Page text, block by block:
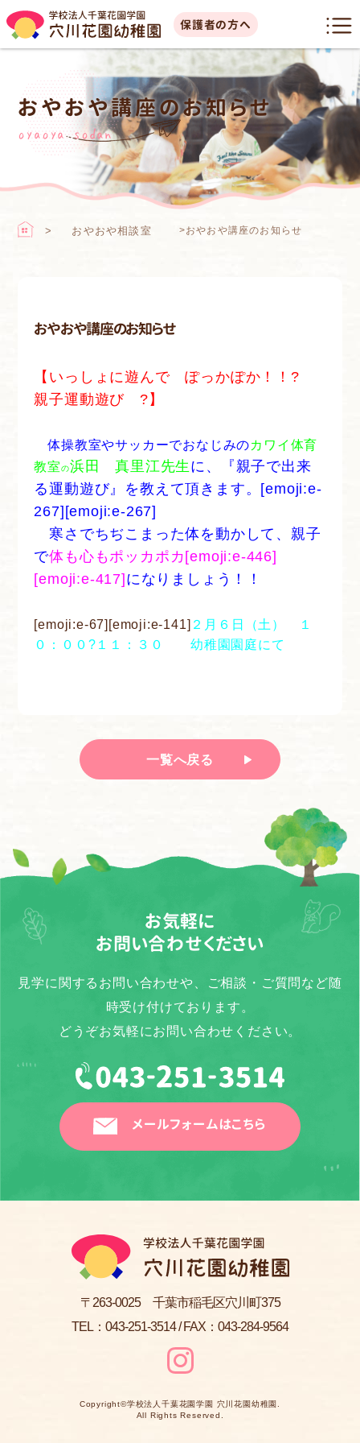
保護者の方へ
おやおや講座のお知らせ
oyaoya sodan
おやおや相談室 >おやおや講座のお知らせ
おやおや講座のお知らせ
【いっしょに遊んで ぽっかぽか！！?
親子運動遊び ?】
体操教室やサッカーでおなじみのカワイ体育
教室の浜田 真里江先生 に、『親子で出来
る運動遊び』を教えて頂きます。[emoji:e-
267][emoji:e-267]
寒さでちぢこまった体を動かして、親子
で体も心もポッカポカ[emoji:e-446]
[emoji:e-417] になりましょう！！
[emoji:e-67][emoji:e-141] ２月６日（土） １
０：００?１１：３０ 幼稚園園庭にて
一覧へ戻る
お気軽に
お問い合わせください
見学に関するお問い合わせや、ご相談・ご質問など随
時受け付けております。
どうぞお気軽にお問い合わせください。
メールフォームはこちら
〒263-0025 千葉市稲毛区穴川町375
TEL： 043-251-3514/ FAX：043-284-9564
Copyright©学校法人千葉花園学園 穴川花園幼稚園
All Rights Reserved.